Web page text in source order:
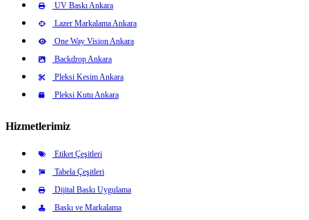
UV Baskı Ankara
Lazer Markalama Ankara
One Way Vision Ankara
Backdrop Ankara
Pleksi Kesim Ankara
Pleksi Kutu Ankara
Hizmetlerimiz
Etiket Çeşitleri
Tabela Çeşitleri
Dijital Baskı Uygulama
Baskı ve Markalama